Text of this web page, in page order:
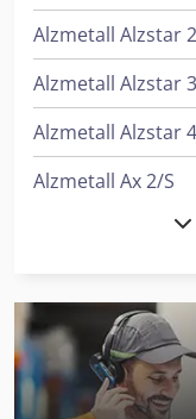
Alzmetall Alzstar
Alzmetall Alzstar
Alzmetall Alzstar
Alzmetall Ax 2/S
Auerbach Ax3 Tlf
Elumatec Sbz 140